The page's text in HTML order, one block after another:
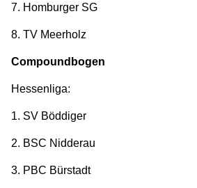
7. Homburger SG
8. TV Meerholz
Compoundbogen
Hessenliga:
1. SV Böddiger
2. BSC Nidderau
3. PBC Bürstadt